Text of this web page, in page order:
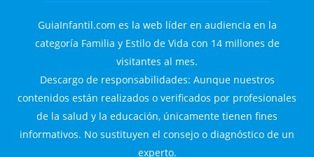
GuiaInfantil.com es la web líder en audiencia en la
categoría Familia y Estilo de Vida con 14 millones de
visitantes al mes.
Descargo de responsabilidades: Aunque nuestros
contenidos están realizados o verificados por profesionales
de la salud y la educación, únicamente tienen fines
informativos. No sustituyen el consejo o diagnóstico de un
experto.